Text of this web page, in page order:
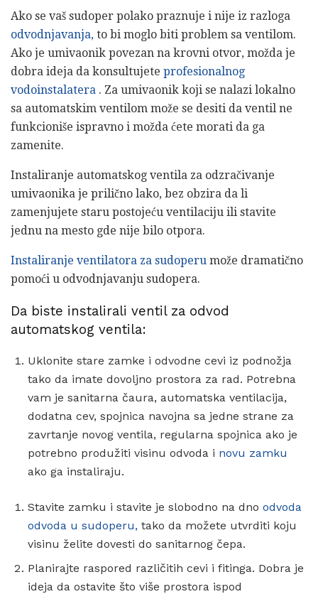
Ako se vaš sudoper polako praznuje i nije iz razloga
odvodnjavanja, to bi moglo biti problem sa ventilom.
Ako je umivaonik povezan na krovni otvor, možda je
dobra ideja da konsultujete profesionalnog
vodoinstalatera . Za umivaonik koji se nalazi lokalno
sa automatskim ventilom može se desiti da ventil ne
funkcioniše ispravno i možda ćete morati da ga
zamenite.
Instaliranje automatskog ventila za odzračivanje
umivaonika je prilično lako, bez obzira da li
zamenjujete staru postojeću ventilaciju ili stavite
jednu na mesto gde nije bilo otpora.
Instaliranje ventilatora za sudoperu može dramatično
pomoći u odvodnjavanju sudopera.
Da biste instalirali ventil za odvod
automatskog ventila:
Uklonite stare zamke i odvodne cevi iz podnožja
tako da imate dovoljno prostora za rad. Potrebna
vam je sanitarna čaura, automatska ventilacija,
dodatna cev, spojnica navojna sa jedne strane za
zavrtanje novog ventila, regularna spojnica ako je
potrebno produžiti visinu odvoda i novu zamku
ako ga instaliraju.
Stavite zamku i stavite je slobodno na dno odvoda
odvoda u sudoperu, tako da možete utvrditi koju
visinu želite dovesti do sanitarnog čepa.
Planirajte raspored različitih cevi i fitinga. Dobra je
ideja da ostavite što više prostora ispod